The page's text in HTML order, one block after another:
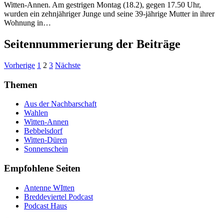
Witten-Annen. Am gestrigen Montag (18.2), gegen 17.50 Uhr,
wurden ein zehnjähriger Junge und seine 39-jährige Mutter in ihrer
Wohnung in…
Seitennummerierung der Beiträge
Vorherige 1 2 3 Nächste
Themen
Aus der Nachbarschaft
Wahlen
Witten-Annen
Bebbelsdorf
Witten-Düren
Sonnenschein
Empfohlene Seiten
Antenne WItten
Breddeviertel Podcast
Podcast Haus